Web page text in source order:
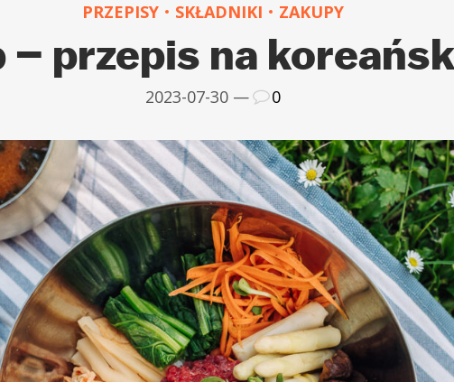
PRZEPISY SKŁADNIKI ZAKUPY
– przepis na
2023-07-30 — 0